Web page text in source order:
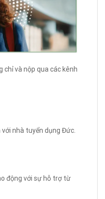
chỉ và nộp qua các kênh
nhà tuyển dụng Đức.
động với sự hỗ trợ từ